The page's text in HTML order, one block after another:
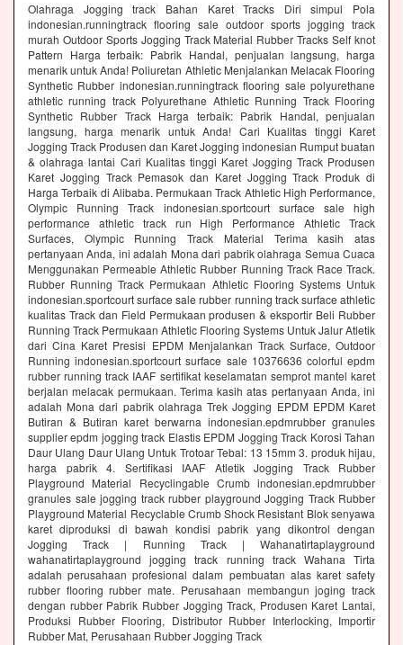
Olahraga Jogging track Bahan Karet Tracks Diri simpul Pola
indonesian.runningtrack flooring sale outdoor sports jogging track
murah Outdoor Sports Jogging Track Material Rubber Tracks Self knot
Pattern Harga terbaik: Pabrik Handal, penjualan langsung, harga
menarik untuk Anda! Poliuretan Athletic Menjalankan Melacak Flooring
Synthetic Rubber indonesian.runningtrack flooring sale polyurethane
athletic running track Polyurethane Athletic Running Track Flooring
Synthetic Rubber Track Harga terbaik: Pabrik Handal, penjualan
langsung, harga menarik untuk Anda! Cari Kualitas tinggi Karet
Jogging Track Produsen dan Karet Jogging indonesian Rumput buatan
& olahraga lantai Cari Kualitas tinggi Karet Jogging Track Produsen
Karet Jogging Track Pemasok dan Karet Jogging Track Produk di
Harga Terbaik di Alibaba. Permukaan Track Athletic High Performance,
Olympic Running Track indonesian.sportcourt surface sale high
performance athletic track run High Performance Athletic Track
Surfaces, Olympic Running Track Material Terima kasih atas
pertanyaan Anda, ini adalah Mona dari pabrik olahraga Semua Cuaca
Menggunakan Permeable Athletic Rubber Running Track Race Track.
Rubber Running Track Permukaan Athletic Flooring Systems Untuk
indonesian.sportcourt surface sale rubber running track surface athletic
kualitas Track dan Field Permukaan produsen & eksportir Beli Rubber
Running Track Permukaan Athletic Flooring Systems Untuk Jalur Atletik
dari Cina Karet Presisi EPDM Menjalankan Track Surface, Outdoor
Running indonesian.sportcourt surface sale 10376636 colorful epdm
rubber running track IAAF sertifikat keselamatan semprot mantel karet
berjalan melacak permukaan. Terima kasih atas pertanyaan Anda, ini
adalah Mona dari pabrik olahraga Trek Jogging EPDM EPDM Karet
Butiran & Butiran karet berwarna indonesian.epdmrubber granules
supplier epdm jogging track Elastis EPDM Jogging Track Korosi Tahan
Daur Ulang Daur Ulang Untuk Trotoar Tebal: 13 15mm 3. produk hijau,
harga pabrik 4. Sertifikasi IAAF Atletik Jogging Track Rubber
Playground Material Recyclingable Crumb indonesian.epdmrubber
granules sale jogging track rubber playground Jogging Track Rubber
Playground Material Recyclable Crumb Shock Resistant Blok senyawa
karet diproduksi di bawah kondisi pabrik yang dikontrol dengan
Jogging Track | Running Track | Wahanatirtaplayground
wahanatirtaplayground jogging track running track Wahana Tirta
adalah perusahaan profesional dalam pembuatan alas karet safety
rubber flooring rubber mate. Perusahaan membangun joging track
dengan rubber Pabrik Rubber Jogging Track, Produsen Karet Lantai,
Produksi Rubber Flooring, Distributor Rubber Interlocking, Importir
Rubber Mat, Perusahaan Rubber Jogging Track